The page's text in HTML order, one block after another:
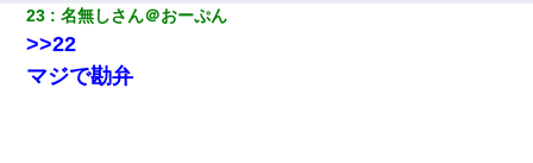
23 名無しさん＠おーぷん
>>22
マジで勘弁